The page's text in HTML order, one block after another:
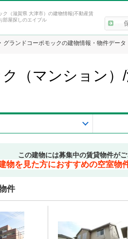
ク（滋賀県 大津市）の建物情報|不動産賃
部屋探しのエイブル
グランドコーポモックの建物情報・物件データ
（マンション）
この建物には募集中の賃貸物件がご
物を見た方におすすめの空室物
件